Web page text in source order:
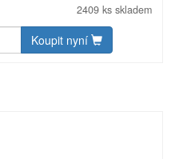
g/m2 duté polyesterové
2409 ks skladem
Koupit nyní